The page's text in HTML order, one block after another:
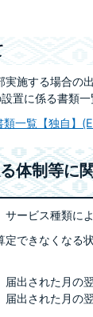
施する場合の
置に係る書類
一覧【独自】
体制等に
ービス種類に
できなくなる
出された月の
出された月の